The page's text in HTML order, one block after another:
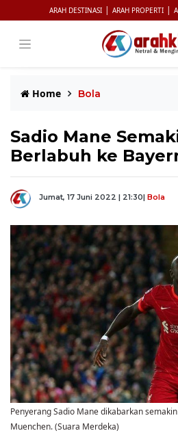
ARAH DESTINASI | ARAH PROPERTI |
Home Bola
Sadio Mane
Berlabuh ke
Jumat, 17 Juni 2022 | 21:30| Bola
Penyerang Sadio Mane dikabarkan
Muenchen. (Suara Merdeka)